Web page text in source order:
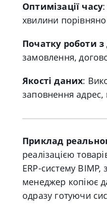
Оптимізації часу
хвилини
Початку роботи
замовлення,
Якості даних:
заповнення адрес,
Приклад
реалізацією
ERP-систему
менеджер копіює
одразу готуючи